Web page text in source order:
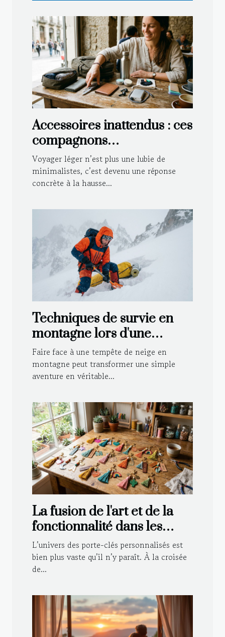
Accessoires inattendus : ces
compagnons
indispensables pour
voyager léger
Voyager léger n’est plus une lubie de
minimalistes, c’est devenu une réponse
concrète à la hausse...
Techniques de survie en
montagne lors d'une
tempête de neige
Faire face à une tempête de neige en
montagne peut transformer une simple
aventure en véritable...
La fusion de l'art et de la
fonctionnalité dans les
porte-clés personnalisés
L’univers des porte-clés personnalisés est
bien plus vaste qu’il n’y paraît. À la croisée
de...